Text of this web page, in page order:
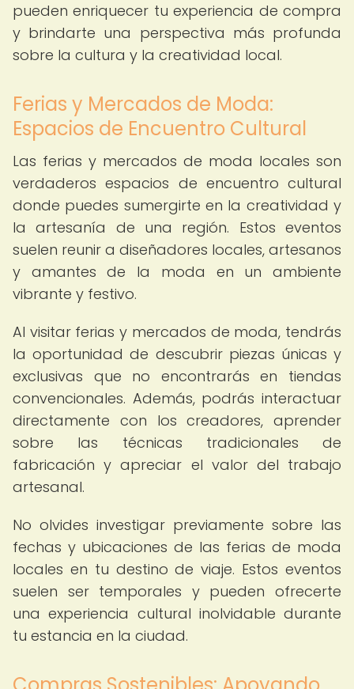
pueden enriquecer tu experiencia de compra
y brindarte una perspectiva más profunda
sobre la cultura y la creatividad local.
Ferias y Mercados de Moda:
Espacios de Encuentro Cultural
Las ferias y mercados de moda locales son
verdaderos espacios de encuentro cultural
donde puedes sumergirte en la creatividad y
la artesanía de una región. Estos eventos
suelen reunir a diseñadores locales, artesanos
y amantes de la moda en un ambiente
vibrante y festivo.
Al visitar ferias y mercados de moda, tendrás
la oportunidad de descubrir piezas únicas y
exclusivas que no encontrarás en tiendas
convencionales. Además, podrás interactuar
directamente con los creadores, aprender
sobre las técnicas tradicionales de
fabricación y apreciar el valor del trabajo
artesanal.
No olvides investigar previamente sobre las
fechas y ubicaciones de las ferias de moda
locales en tu destino de viaje. Estos eventos
suelen ser temporales y pueden ofrecerte
una experiencia cultural inolvidable durante
tu estancia en la ciudad.